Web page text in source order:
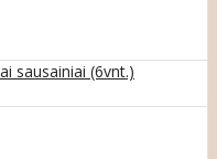
sausainiai (6vnt.)